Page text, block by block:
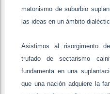
matonismo de suburbio
las ideas en un ámbito
Asistimos al risorgimento
trufado de sectarismo
fundamenta en una
que una nación adquiere la